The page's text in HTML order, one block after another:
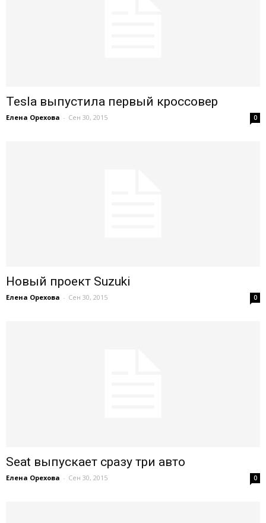
Tesla выпустила первый кроссовер
Елена Орехова - Сен 30, 2015 0
Новый проект Suzuki
Елена Орехова - Сен 30, 2015 0
Seat выпускает сразу три авто
Елена Орехова - Сен 30, 2015 0